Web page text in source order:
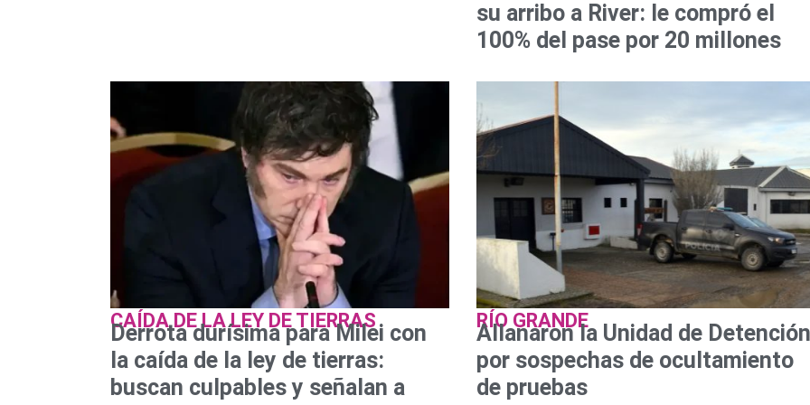
su arribo a River: le compró el
100% del pase por 20 millones
CAÍDA DE LA LEY DE TIERRAS
Derrota durísima para Milei con
la caída de la ley de tierras:
buscan culpables y señalan a
RÍO GRANDE
Allanaron la Unidad de
por sospechas de ocultamiento
de pruebas